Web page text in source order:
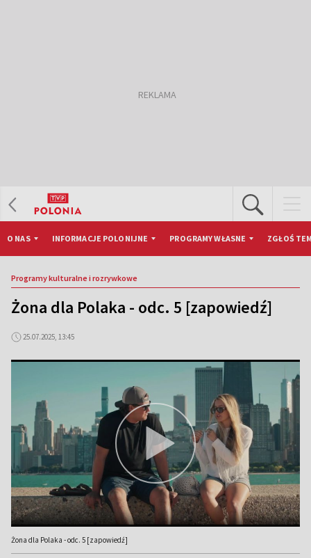
O NAS INFORMACJE POLONIJNE PROGRAMY WŁASNE ZGŁOŚ
Programy kulturalne i rozrywkowe
Żona dla Polaka - odc. 5 [zapowiedź]
25.07.2025, 13:45
Żona dla Polaka - odc. 5 [zapowiedź]